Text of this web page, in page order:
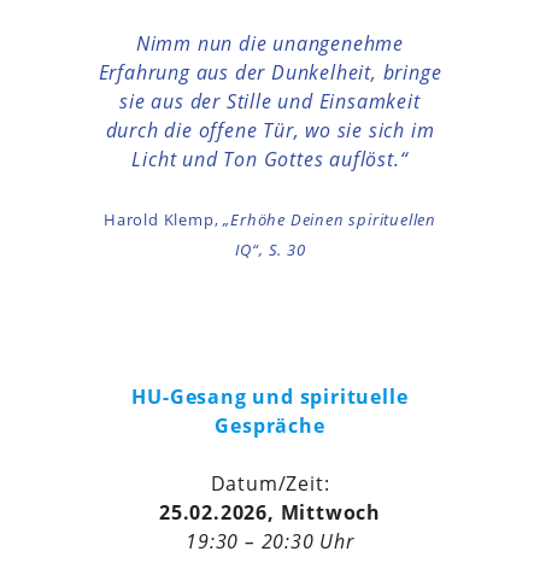
Nimm nun die unangenehme
Erfahrung aus der Dunkelheit, bringe
sie aus der Stille und Einsamkeit
durch die offene Tür, wo sie sich im
Licht und Ton Gottes auflöst.“
Harold Klemp, „Erhöhe Deinen spirituellen
IQ“, S. 30
HU-Gesang und spirituelle
Gespräche
Datum/Zeit:
25.02.2026, Mittwoch
19:30 – 20:30 Uhr